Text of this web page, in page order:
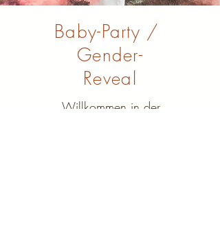
Baby-Party /
Gender-
Reveal
Willkommen in der